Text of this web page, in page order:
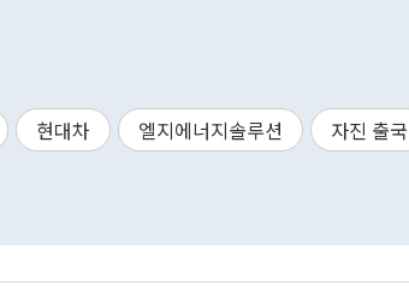
현대차 엘지에너지솔루션
자진 출국